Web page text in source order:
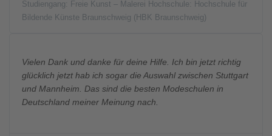
Studiengang: Freie Kunst – Malerei Hochschule: Hochschule für
Bildende Künste Braunschweig (HBK Braunschweig)
Vielen Dank und danke für deine Hilfe. Ich bin jetzt richtig
glücklich jetzt hab ich sogar die Auswahl zwischen Stuttgart
und Mannheim. Das sind die besten Modeschulen in
Deutschland meiner Meinung nach.